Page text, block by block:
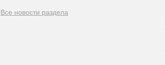
Все новости раздела